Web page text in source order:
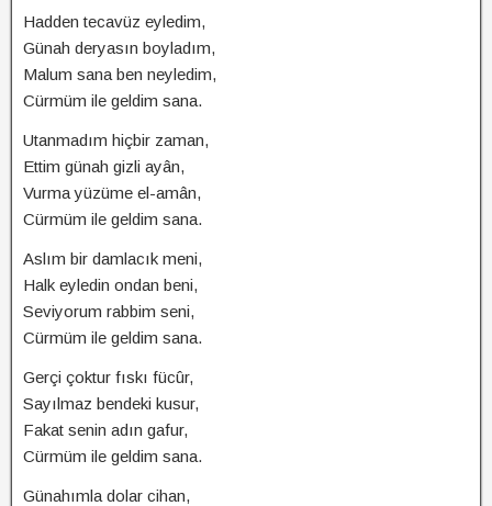
Hadden tecavüz eyledim,
Günah deryasın boyladım,
Malum sana ben neyledim,
Cürmüm ile geldim sana.
Utanmadım hiçbir zaman,
Ettim günah gizli ayân,
Vurma yüzüme el-amân,
Cürmüm ile geldim sana.
Aslım bir damlacık meni,
Halk eyledin ondan beni,
Seviyorum rabbim seni,
Cürmüm ile geldim sana.
Gerçi çoktur fıskı fücûr,
Sayılmaz bendeki kusur,
Fakat senin adın gafur,
Cürmüm ile geldim sana.
Günahımla dolar cihan,